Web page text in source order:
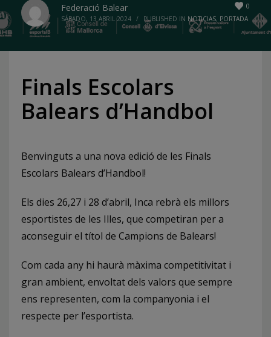
0
Federació Balear
SÁBADO, 13 ABRIL 2024 / PUBLISHED IN NOTICIAS, PORTADA
Finals Escolars
Balears d’Handbol
Benvinguts a una nova edició de les Finals
Escolars Balears d’Handbol!
Els dies 26,27 i 28 d’abril, Inca rebrà els millors
esportistes de les Illes, que competiran per a
aconseguir el títol de Campions de Balears!
Com cada any hi haurà màxima competitivitat i
gran ambient, envoltat dels valors que sempre
ens representen, com la companyonia i el
respecte per l’esportista.